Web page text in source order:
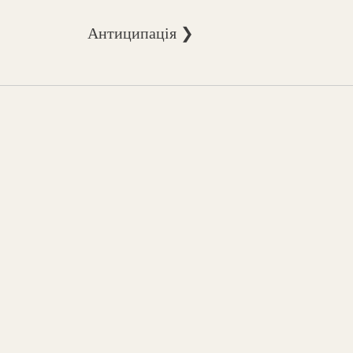
Антиципація ❯